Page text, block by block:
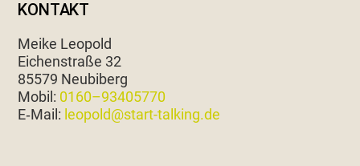
KONTAKT
Meike Leopold
Eichen­straße 32
85579 Neubiberg
Mobil: 0160–93405770
E‑Mail: leopold@start-talking.de